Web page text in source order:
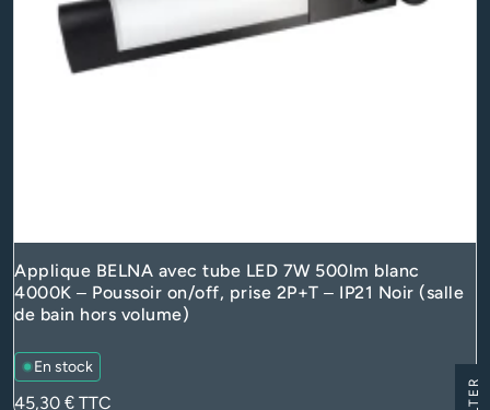
Applique BELNA avec tube LED 7W 500lm blanc
4000K – Poussoir on/off, prise 2P+T – IP21 Noir (salle
de bain hors volume)
En stock
Prix
45,30 € TTC